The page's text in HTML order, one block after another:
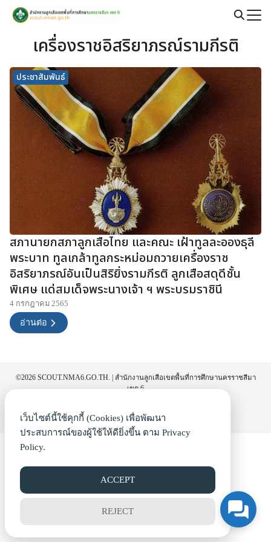
Skip
เครื่องราชอิสริยาภรณ์รามกีรติ
ประชาสัมพันธ์
สภานายกสภาลูกเสือไทย และคณะ เฝ้าทูลละอองธุลี
พระบาท ทูลเกล้าทูลกระหม่อมถวายเครื่องราช
อิสริยาภรณ์อันเป็นสิริยิ่งรามกีรติ ลูกเสือสดุดีชั้น
พิเศษ แด่สมเด็จพระนางเจ้า ฯ พระบรมราชินี
4 กรกฎาคม 2565
อ่านต่อ
©2026 SCOUT.NMA6.GO.TH. | สำนักงานลูกเสือเขตพื้นที่การศึกษานครราชสีมา
เขต 6
เว็บไซต์นี้ใช้คุกกี้ (Cookies) เพื่อพัฒนา
ประสบการณ์ของผู้ใช้ให้ดียิ่งขึ้น ตาม Privacy
Policy.
ACCEPT
REJECT